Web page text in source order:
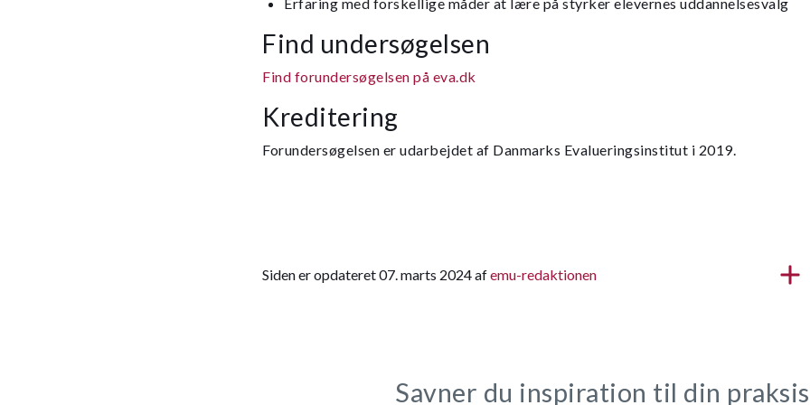
Find undersøgelsen
Find forundersøgelsen på eva.dk
Kreditering
Forundersøgelsen er udarbejdet af Danmarks Evalueringsinstitut i 2019.
Siden er opdateret 07. marts 2024 afemu-redaktionen
Savner du inspiration til din